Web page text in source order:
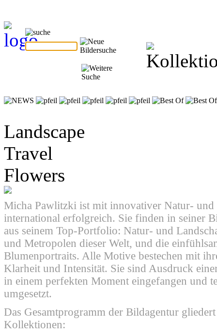
Landscape
Travel
Flowers
Micha Pawlitzki ist mit innovativer Natur-
international erfolgreich. Sie finden in seiner
aus seinem Top-Portfolio: Natur- und
und Metropolen dieser Welt, und die
Blumenportraits. Alle Motive bestechen mit
Klarheit und Intensität. Sie sind Ausdruck
in einem perfekten Moment eingefangen und
umgesetzt.
Das Gesamtprogramm der Bildagentur
Kollektionen: